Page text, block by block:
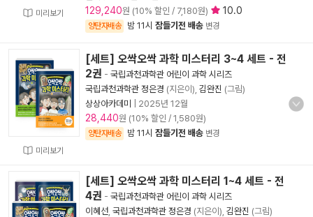
미리보기 129,240원 (10% 할인 / 7,180원) 10.0
양탄자배송 밤 11시 잠들기전 배송 변경
미리보기
[세트] 오싹오싹 과학 미스터리 3~4 세트 - 전
2권 - 국립과천과학관 어린이 과학 시리즈
국립과천과학관 정은경 (지은이), 김완진 (그림)
상상아카데미
2025년 12월
28,440원 (10% 할인 / 1,580원)
양탄자배송 밤 11시 잠들기전 배송 변경
[세트] 오싹오싹 과학 미스터리 1~4 세트 - 전
4권 - 국립과천과학관 어린이 과학 시리즈
이혜선 국립과천과학관 정은경 (지은이), 김완진 (그림)